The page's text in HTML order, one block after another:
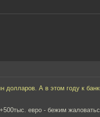
А в этом году к
евро - бежим